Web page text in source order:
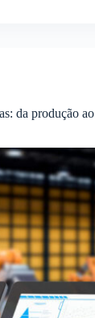
da produção ao